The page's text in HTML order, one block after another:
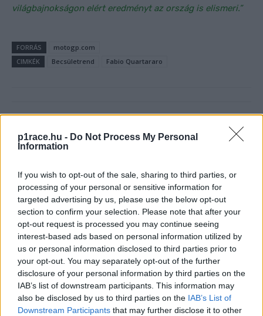
p1race.hu - Do Not Process My Personal
Information
If you wish to opt-out of the sale, sharing to third parties, or
processing of your personal or sensitive information for
targeted advertising by us, please use the below opt-out
section to confirm your selection. Please note that after your
opt-out request is processed you may continue seeing
interest-based ads based on personal information utilized by
us or personal information disclosed to third parties prior to
your opt-out. You may separately opt-out of the further
disclosure of your personal information by third parties on the
IAB’s list of downstream participants. This information may
also be disclosed by us to third parties on the IAB’s List of
Downstream Participants that may further disclose it to other
világbajnokságon elért eredményt az ország is elismeri.”
FORRÁS
motogp.com
CIMKÉK
Becsületrend Fabio Quartararo
Donington: Aegerteré a
Következő cikk
Rea: Ez még nem jelent
Börcsök Réka